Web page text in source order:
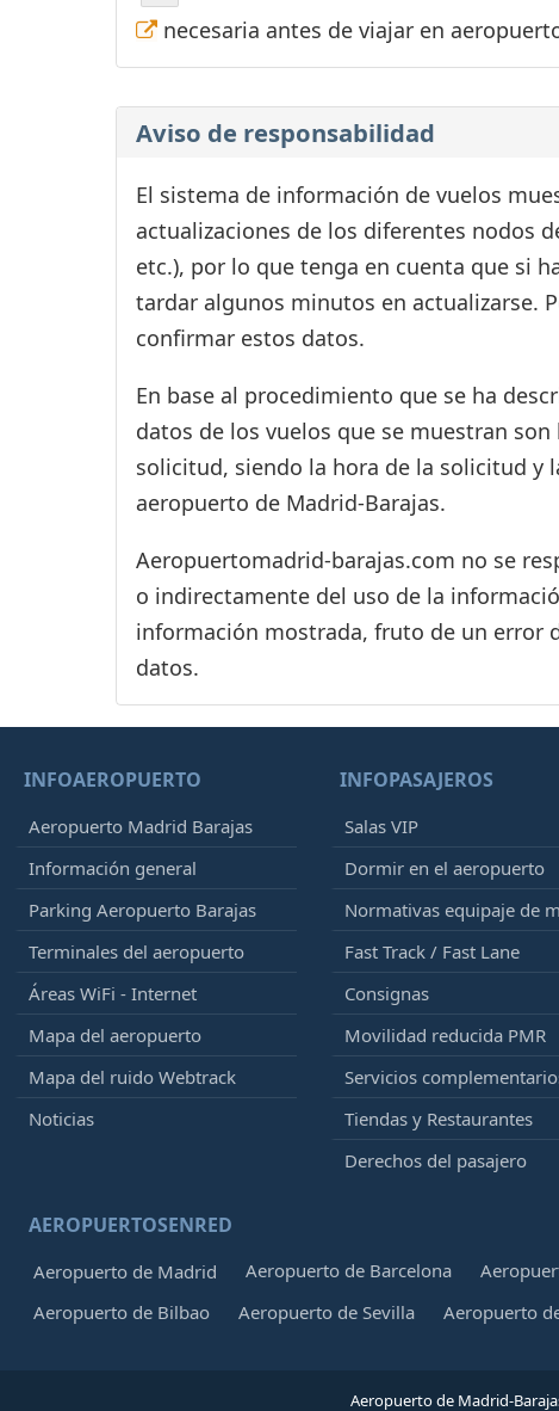
necesaria antes de viajar en
Aviso de responsabilidad
El sistema de información de vuelos
actualizaciones de los diferentes nodos
etc.), por lo que tenga en cuenta que si
tardar algunos minutos en actualizarse.
confirmar estos datos.
En base al procedimiento que se ha
datos de los vuelos que se muestran
solicitud, siendo la hora de la solicitud y
aeropuerto de Madrid-Barajas.
Aeropuertomadrid-barajas.com no se
o indirectamente del uso de la
información mostrada, fruto de un error
datos.
INFOAEROPUERTO
Aeropuerto Madrid Barajas
Información general
Parking Aeropuerto Barajas
Terminales del aeropuerto
Áreas WiFi - Internet
Mapa del aeropuerto
Mapa del ruido Webtrack
Noticias
INFOPASAJEROS
Salas VIP
Dormir en el aeropuerto
Normativas equipaje de
Fast Track / Fast Lane
Consignas
Movilidad reducida PMR
Servicios
Tiendas y Restaurantes
Derechos del pasajero
AEROPUERTOSENRED
Aeropuerto de Madrid Aeropuerto de Barcelona
Aeropuerto de Bilbao
Aeropuerto de Sevilla Aeropuerto
Aeropuerto de Madrid-